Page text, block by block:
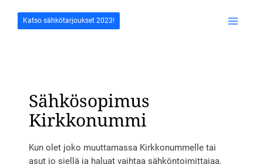
sisältöönKatso sähkötarjoukset 2023!
Sähkösopimus
Kirkkonummi
Kun olet joko muuttamassa Kirkkonummelle tai
asut jo siellä ja haluat vaihtaa sähköntoimittajaa,